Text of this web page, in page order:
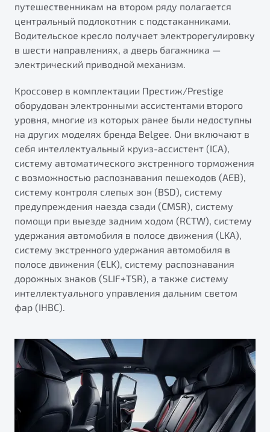
путешественникам на втором ряду полагается
центральный подлокотник с подстаканниками.
Водительское кресло получает электрорегулировку
в шести направлениях, а дверь багажника —
электрический приводной механизм.
Кроссовер в комплектации Престиж/Prestige
оборудован электронными ассистентами второго
уровня, многие из которых ранее были недоступны
на других моделях бренда Belgee. Они включают в
себя интеллектуальный круиз-ассистент (ICA),
систему автоматического экстренного торможения
с возможностью распознавания пешеходов (AEB),
систему контроля слепых зон (BSD), систему
предупреждения наезда сзади (CMSR), систему
помощи при выезде задним ходом (RCTW), систему
удержания автомобиля в полосе движения (LKA),
систему экстренного удержания автомобиля в
полосе движения (ELK), систему распознавания
дорожных знаков (SLIF+TSR), а также систему
интеллектуального управления дальним светом
фар (IHBC).